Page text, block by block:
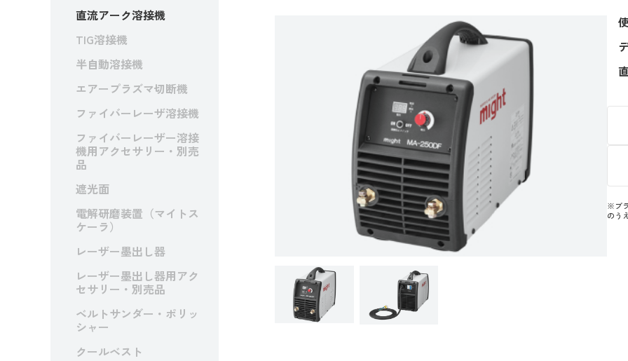
直流アーク溶接機
TIG溶接機
半自動溶接機
エアープラズマ切断機
ファイバーレーザ溶接機
ファイバーレーザー溶接
機用アクセサリー・別売
品
遮光面
電解研磨装置（マイトス
ケーラ）
レーザー墨出し器
レーザー墨出し器用アク
セサリー・別売品
ベルトサンダー・ポリッ
シャー
クールベスト
※ブ
のう